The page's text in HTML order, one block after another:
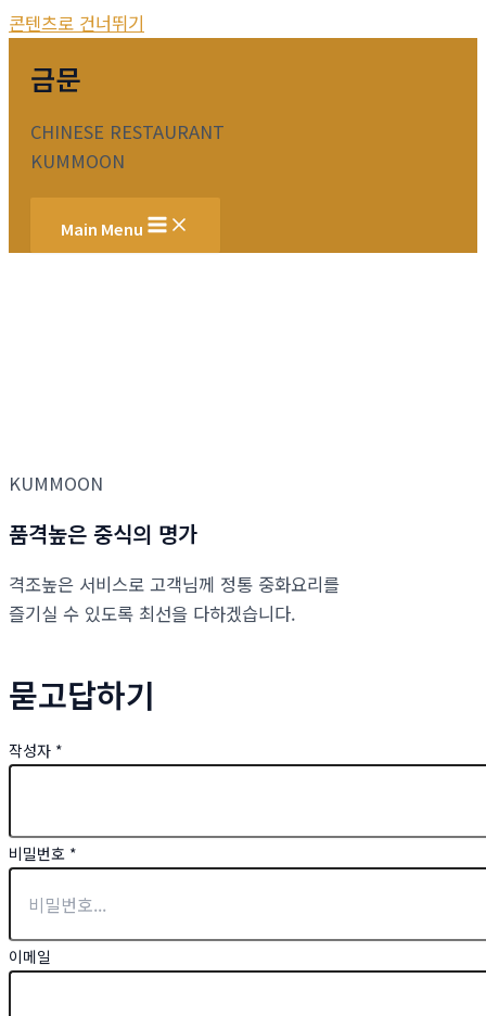
콘텐츠로 건너뛰기
금문
CHINESE RESTAURANT
KUMMOON
Main Menu
KUMMOON
품격높은 중식의 명가
격조높은 서비스로 고객님께 정통 중화요리를
즐기실 수 있도록 최선을 다하겠습니다.
묻고답하기
작성자 *
비밀번호 *
이메일